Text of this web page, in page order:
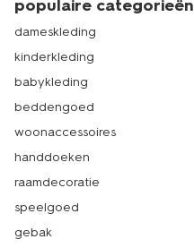
populaire categorieën
dameskleding
kinderkleding
babykleding
beddengoed
woonaccessoires
handdoeken
raamdecoratie
speelgoed
gebak